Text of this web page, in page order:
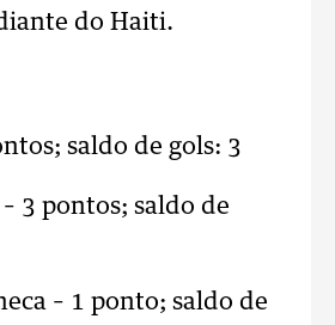
do Haiti.
saldo de gols: 3
3 pontos; saldo de
– 1 ponto; saldo de